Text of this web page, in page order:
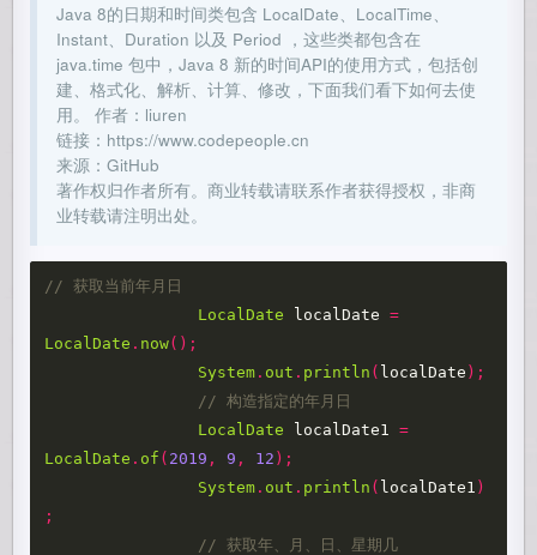
Java 8的日期和时间类包含 LocalDate、LocalTime、
Instant、Duration 以及 Period ，这些类都包含在
java.time 包中，Java 8 新的时间API的使用方式，包括创
建、格式化、解析、计算、修改，下面我们看下如何去使
用。 作者：liuren
链接：https://www.codepeople.cn
来源：GitHub
著作权归作者所有。商业转载请联系作者获得授权，非商
业转载请注明出处。
// 获取当前年月日
LocalDate
localDate
=
LocalDate . now();
System . out . println ( localDate );
// 构造指定的年月日
LocalDate
localDate1
=
LocalDate . of ( 2019 , 9 , 12 );
System . out . println ( localDate1 )
;
// 获取年、月、日、星期几